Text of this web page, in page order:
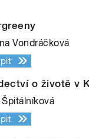
Vondráčková
o životě v
Špitálníková